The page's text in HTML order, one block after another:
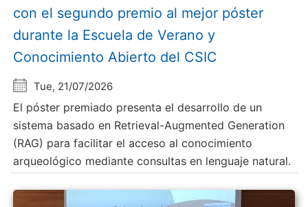
con el segundo premio al mejor póster
durante la Escuela de Verano y
Conocimiento Abierto del CSIC
Tue, 21/07/2026
El póster premiado presenta el desarrollo de un
sistema basado en Retrieval-Augmented Generation
(RAG) para facilitar el acceso al conocimiento
arqueológico mediante consultas en lenguaje natural.